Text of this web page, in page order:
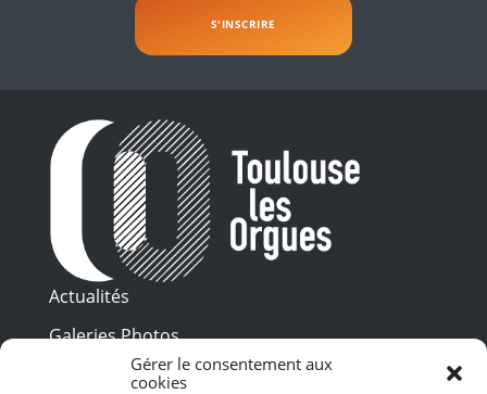
Gérer le consentement aux
cookies
Actualités
Galeries Photos
Vidéothèque